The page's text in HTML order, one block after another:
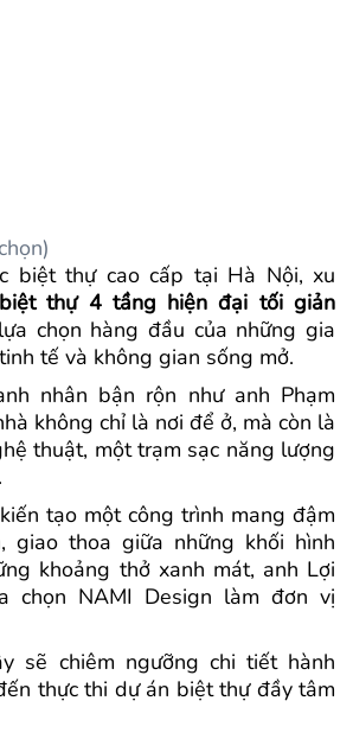
biệt thự cao cấp tại Hà Nội, xu
thự 4 tầng hiện đại tối giản
chọn hàng đầu của những gia
tế và không gian sống mở.
nhân bận rộn như anh Phạm
không chỉ là nơi để ở, mà còn là
thuật, một trạm sạc năng lượng
tạo một công trình mang đậm
giao thoa giữa những khối hình
khoảng thở xanh mát, anh Lợi
chọn NAMI Design làm đơn vị
sẽ chiêm ngưỡng chi tiết hành
thực thi dự án biệt thự đầy tâm